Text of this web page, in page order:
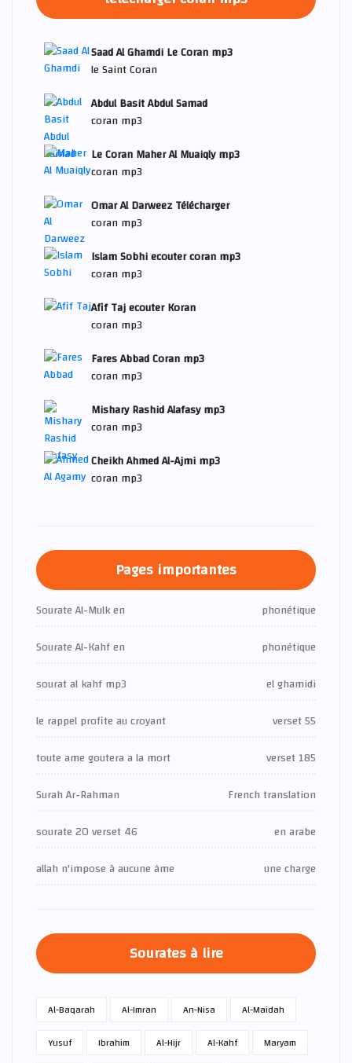
Saad Al Ghamdi Le Coran mp3
le Saint Coran
Abdul Basit Abdul Samad
coran mp3
Le Coran Maher Al Muaiqly mp3
coran mp3
Omar Al Darweez Télécharger
coran mp3
Islam Sobhi ecouter coran mp3
coran mp3
Afif Taj ecouter Koran
coran mp3
Fares Abbad Coran mp3
coran mp3
Mishary Rashid Alafasy mp3
coran mp3
Cheikh Ahmed Al-Ajmi mp3
coran mp3
Pages importantes
Sourate Al-Mulk en
phonétique
Sourate Al-Kahf en
phonétique
sourat al kahf mp3
el ghamidi
le rappel profite au croyant
verset 55
toute ame goutera a la mort
verset 185
Surah Ar-Rahman
French translation
sourate 20 verset 46
en arabe
allah n'impose à aucune âme
une charge
Sourates à lire
Al-Baqarah Al-Imran An-Nisa
Al-Maidah
Yusuf
Ibrahim Al-Hijr Al-Kahf
Maryam